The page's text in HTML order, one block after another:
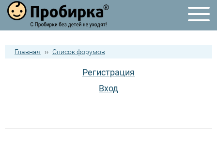
Главная ›› Список форумов
Регистрация
Вход